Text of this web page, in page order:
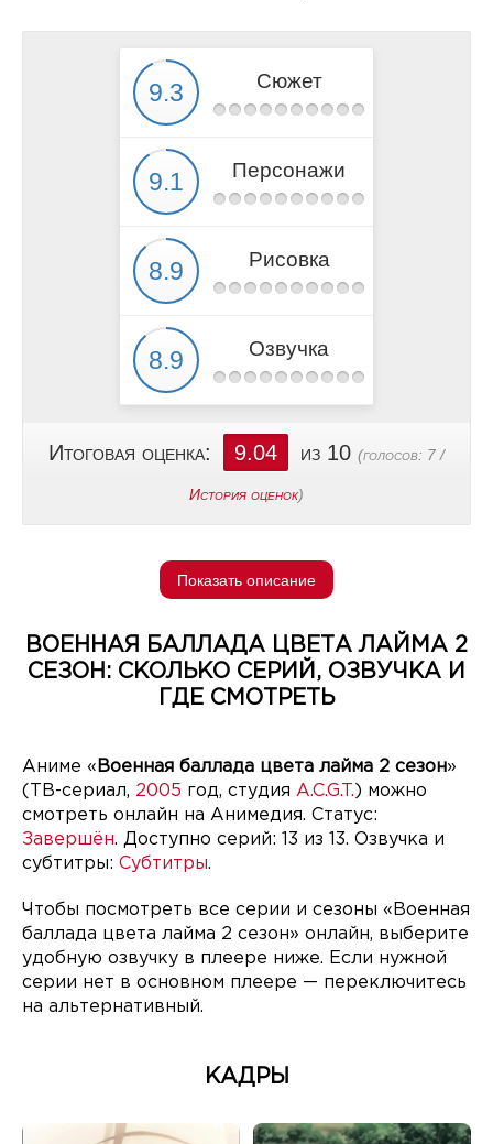
Сюжет
Персонажи
Рисовка
Озвучка
Итоговая оценка: 9.04 из 10 (голосов: 7 /
История оценок)
Показать описание
ВОЕННАЯ БАЛЛАДА ЦВЕТА ЛАЙМА 2
СЕЗОН: СКОЛЬКО СЕРИЙ, ОЗВУЧКА И
ГДЕ СМОТРЕТЬ
Аниме « Военная баллада цвета лайма 2 сезон»
(ТВ-сериал, 2005 год, студия A.C.G.T. ) можно
смотреть онлайн на Анимедия. Статус:
Завершён. Доступно серий: 13 из 13. Озвучка и
субтитры: Субтитры.
Чтобы посмотреть все серии и сезоны «Военная
баллада цвета лайма 2 сезон» онлайн, выберите
удобную озвучку в плеере ниже. Если нужной
серии нет в основном плеере — переключитесь
на альтернативный.
КАДРЫ